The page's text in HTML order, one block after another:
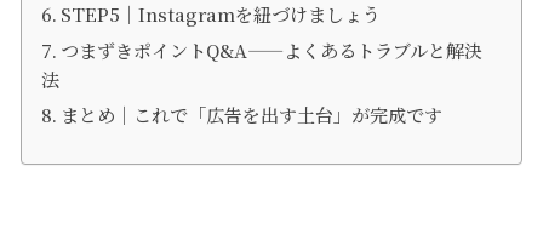
STEP5｜Instagramを紐づけましょう
つまずきポイントQ&A——よくあるトラブルと解決
法
まとめ｜これで「広告を出す土台」が完成です